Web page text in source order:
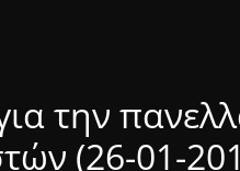
την
(26-01-